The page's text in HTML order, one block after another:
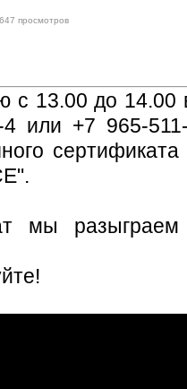
просмотров
с 13.00 до 14.00
или +7 965-
мы